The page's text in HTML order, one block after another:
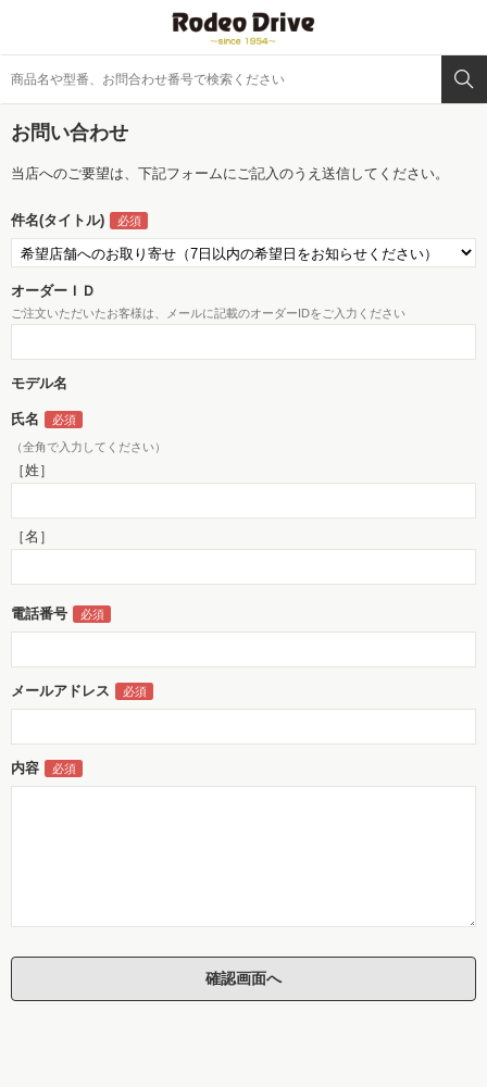
お問い合わせ
当店へのご要望は、下記フォームにご記入のうえ送信してください。
件名(タイトル)
オーダーＩＤ
ご注文いただいたお客様は、メールに記載のオーダーIDをご入力ください
モデル名
氏名
（全角で入力してください）
［姓］
［名］
電話番号
メールアドレス
内容